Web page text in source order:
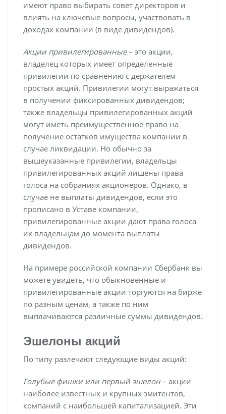
имеют право выбирать совет директоров и
влиять на ключевые вопросы, участвовать в
доходах компании (в виде дивидендов).
Акции привилегированные– это акции,
владелец которых имеет определенные
привилегии по сравнению с держателем
простых акций. Привилегии могут выражаться
в получении фиксированных дивидендов;
также владельцы привилегированных акций
могут иметь преимущественное право на
получение остатков имущества компании в
случае ликвидации. Но обычно за
вышеуказанные привилегии, владельцы
привилегированных акций лишены права
голоса на собраниях акционеров. Однако, в
случае не выплаты дивидендов, если это
прописано в Уставе компании,
привилегированные акции дают права голоса
их владельцам до момента выплаты
дивидендов.
На примере российской компании Сбербанк вы
можете увидеть, что обыкновенные и
привилегированные акции торгуются на бирже
по разным ценам, а также по ним
выплачиваются различные суммы дивидендов.
Эшелоны акций
По типу разлечают следующие виды акций:
Голубые фишки или первый эшелон – акции
наиболее известных и крупных эмитентов,
компаний с наибольшей капитализацией. Эти